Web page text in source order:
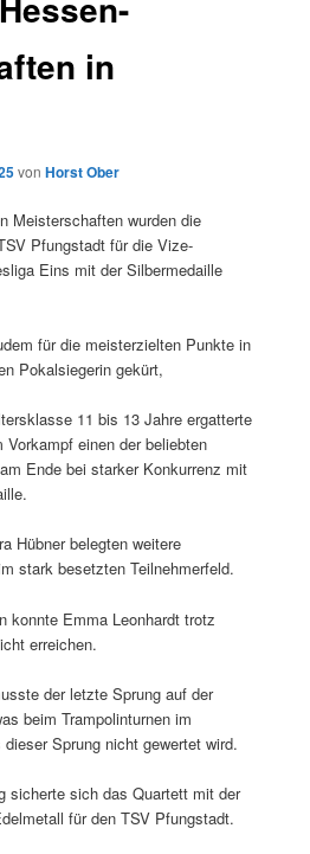
in
vonHorst Ober
Meisterschaften wurden die
Pfungstadt für die Vize-
Eins mit der Silbermedaille
für die meisterzielten Punkte in
Pokalsiegerin gekürt,
11 bis 13 Jahre ergatterte
einen der beliebten
Ende bei starker Konkurrenz mit
Hübner belegten weitere
stark besetzten Teilnehmerfeld.
konnte Emma Leonhardt trotz
erreichen.
der letzte Sprung auf der
beim Trampolinturnen im
Sprung nicht gewertet wird.
sicherte sich das Quartett mit der
für den TSV Pfungstadt.